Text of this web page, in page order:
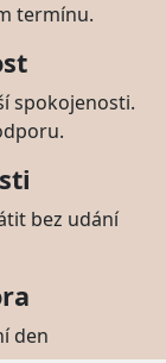
termínu.
spokojenosti.
bez udání
den